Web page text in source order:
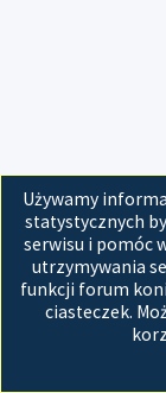
Używamy
statystycznych
serwisu i pomóc
utrzymywania
funkcji forum
ciasteczek.